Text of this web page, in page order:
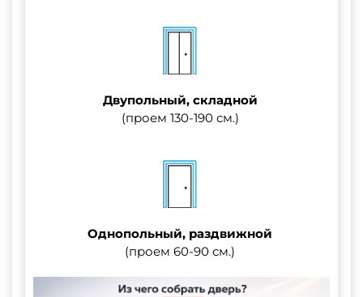
Двупольный, складной
(проем 130-190 см.)
Однопольный, раздвижной
(проем 60-90 см.)